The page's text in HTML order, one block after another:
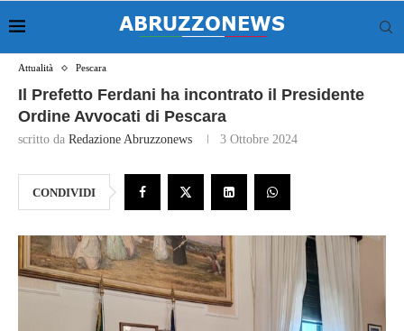
Attualità Pescara
Il Prefetto Ferdani ha incontrato il Presidente
Ordine Avvocati di Pescara
scritto da Redazione Abruzzonews 3 Ottobre 2024
CONDIVIDI